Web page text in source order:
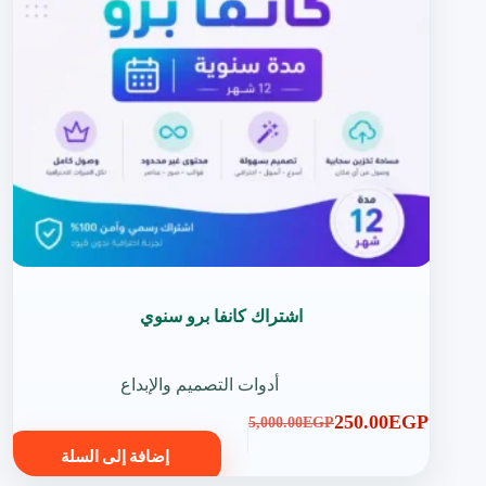
اشتراك كانفا برو سنوي
أدوات التصميم والإبداع
5,000.00EGPالسعر
250.00EGP
السعر
إضافة إلى السلة